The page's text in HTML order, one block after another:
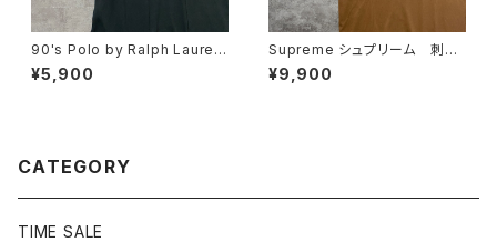
90's Polo by Ralph Lauren
ポロバイラルフローレン 刺繍
ワンポイント ポニー ブラッ
¥5,900
Supreme シュプリーム 刺繍
ワンポイント ブラウン Tシャ
ツ
¥9,900
CATEGORY
TIME SALE